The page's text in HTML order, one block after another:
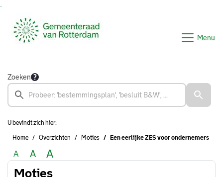
Menu
Zoeken
U bevindt zich hier:
Home Overzichten Moties Een eerlijke ZES voor ondernemers
A A A
Moties